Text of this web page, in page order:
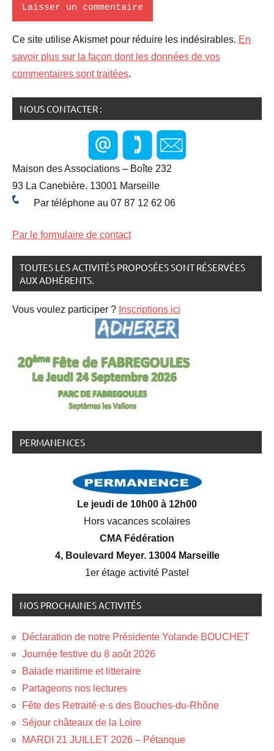
Ce site utilise Akismet pour réduire les indésirables. En
savoir plus sur la façon dont les données de vos
commentaires sont traitées.
NOUS CONTACTER :
Maison des Associations – Boîte 232
93 La Canebière. 13001 Marseille
Par téléphone au 07 87 12 62 06
Par le formulaire de contact
TOUTES LES ACTIVITÉS PROPOSÉES SONT RÉSERVÉES
AUX ADHÉRENTS.
Vous voulez participer ? Inscriptions ici
PERMANENCES
Le jeudi de 10h00 à 12h00
Hors vacances scolaires
CMA Fédération
4, Boulevard Meyer. 13004 Marseille
1er étage activité Pastel
NOS PROCHAINES ACTIVITÉS
Déclaration de notre Présidente Yolande BOUCHET
Journée festive du 8 août 2026
Balade maritime et litteraire
Partageons nos lectures
Fête des Retraité·e·s des Bouches-du-Rhône
Séjour châteaux de la Loire
MARDI 21 JUILLET 2026 – Pétanque